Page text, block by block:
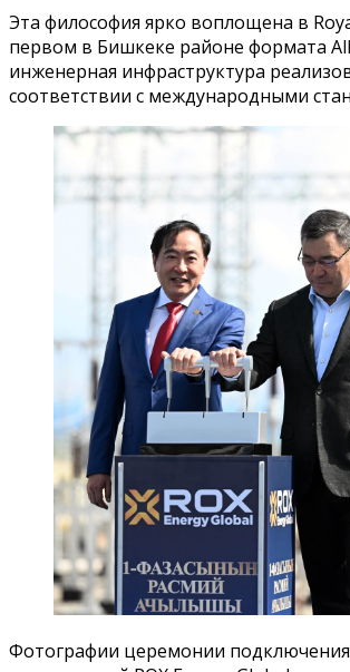
Эта философия ярко воплощена в
первом в Бишкеке районе формата
инженерная инфраструктура
соответствии с международными
Фотографии церемонии подключения